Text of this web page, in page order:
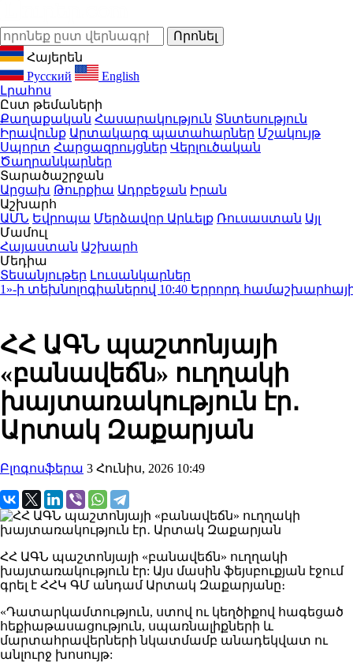
Հայերեն
Русский
English
Լրահոս
Ըստ թեմաների
Քաղաքական Հասարակություն Տնտեսություն
Իրավունք Արտակարգ պատահարներ Մշակույթ
Սպորտ Հարցազրույցներ Վերլուծական
Ծաղրանկարներ
Տարածաշրջան
Արցախ Թուրքիա Ադրբեջան Իրան
Աշխարհ
ԱՄՆ Եվրոպա Մերձավոր Արևելք Ռուսաստան Այլ
Մամուլ
Հայաստան Աշխարհ
Մեդիա
Տեսանյութեր Լուսանկարներ
10:40 Երրորդ համաշխարհային
ՀՀ ԱԳՆ պաշտոնյայի
«բանավեճն» ուղղակի
խայտառակություն էր․
Արտակ Զաքարյան
Բլոգոսֆերա 3 Հունիս, 2026 10:49
ՀՀ ԱԳՆ պաշտոնյայի «բանավեճն» ուղղակի
խայտառակություն էր: Այս մասին ֆեյսբուքյան էջում
գրել է ՀՀԿ ԳՄ անդամ Արտակ Զաքարյանը։
«Դատարկամտություն, ստով ու կեղծիքով հագեցած
հեքիաթասացություն, սպառնալիքների և
մարտահրավերների նկատմամբ անադեկվատ ու
անլուրջ խոսույթ: